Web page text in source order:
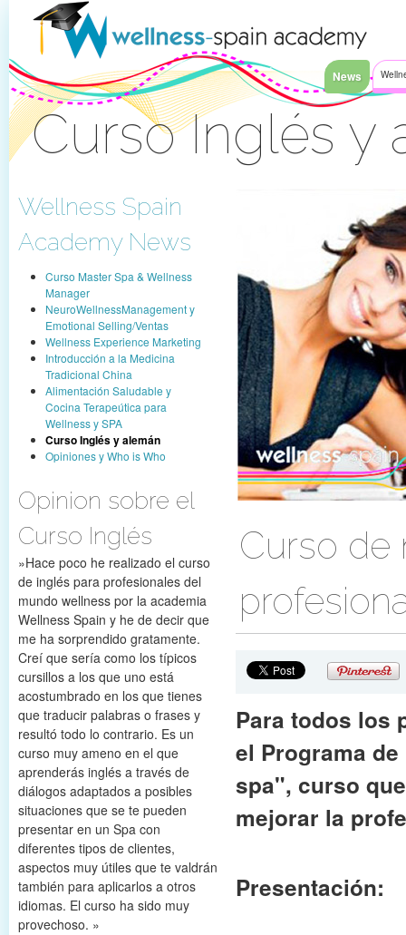
Saltar al contenido
News
Curso Inglés y
Wellness Spain
Academy News
Curso Master Spa & Wellness
Manager
NeuroWellnessManagement y
Emotional Selling/Ventas
Wellness Experience Marketing
Introducción a la Medicina
Tradicional China
Alimentación Saludable y
Cocina Terapeútica para
Wellness y SPA
Curso Inglés y alemán
Opiniones y Who is Who
Opinion sobre el
Curso Inglés
»Hace poco he realizado el curso
de inglés para profesionales del
mundo wellness por la academia
Wellness Spain y he de decir que
me ha sorprendido gratamente.
Creí que sería como los típicos
cursillos a los que uno está
acostumbrado en los que tienes
que traducir palabras o frases y
resultó todo lo contrario. Es un
curso muy ameno en el que
aprenderás inglés a través de
diálogos adaptados a posibles
situaciones que se te pueden
presentar en un Spa con
diferentes tipos de clientes,
aspectos muy útiles que te valdrán
también para aplicarlos a otros
idiomas. El curso ha sido muy
provechoso. »
Curso de
Para todos los
el Programa
spa", curso
mejorar la
Presentación: